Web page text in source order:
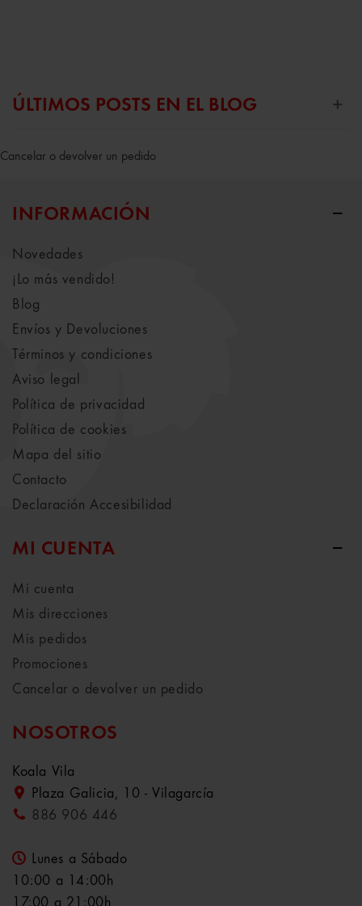
ÚLTIMOS POSTS EN EL BLOG
Cancelar o devolver un pedido
INFORMACIÓN
Novedades
¡Lo más vendido!
Blog
Envíos y Devoluciones
Términos y condiciones
Aviso legal
Política de privacidad
Política de cookies
Mapa del sitio
Contacto
Declaración Accesibilidad
MI CUENTA
Mi cuenta
Mis direcciones
Mis pedidos
Promociones
Cancelar o devolver un pedido
NOSOTROS
Koala Vila
Plaza Galicia, 10 - Vilagarcía
886 906 446
Lunes a Sábado
10:00 a 14:00h
17:00 a 21:00h